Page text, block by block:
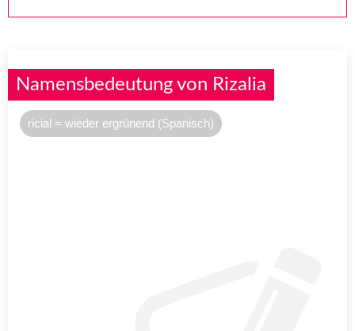
Namensbedeutung von Rizalia
ricial = wieder ergrünend (Spanisch)